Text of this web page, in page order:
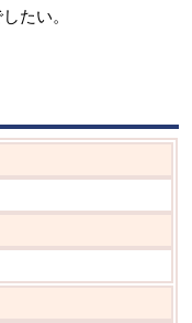
たい。